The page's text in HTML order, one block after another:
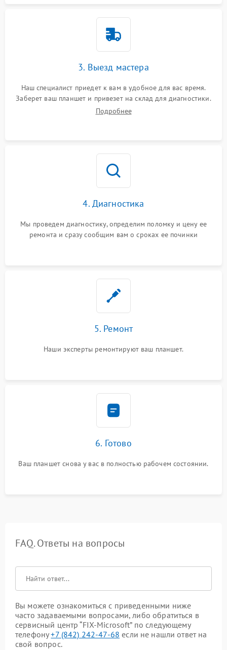
3. Выезд мастера
Наш специалист приедет к вам в удобное для вас время.
Заберет ваш планшет и привезет на склад для диагностики.
Подробнее
4. Диагностика
Мы проведем диагностику, определим поломку и цену ее
ремонта и сразу сообщим вам о сроках ее починки
5. Ремонт
Наши эксперты ремонтируют ваш планшет.
6. Готово
Ваш планшет снова у вас в полностью рабочем состоянии.
FAQ. Ответы на вопросы
Вы можете ознакомиться с приведенными ниже
часто задаваемыми вопросами, либо обратиться в
сервисный центр “FIX-Microsoft” по следующему
телефону+7 (842) 242-47-68 если не нашли ответ на
свой вопрос.